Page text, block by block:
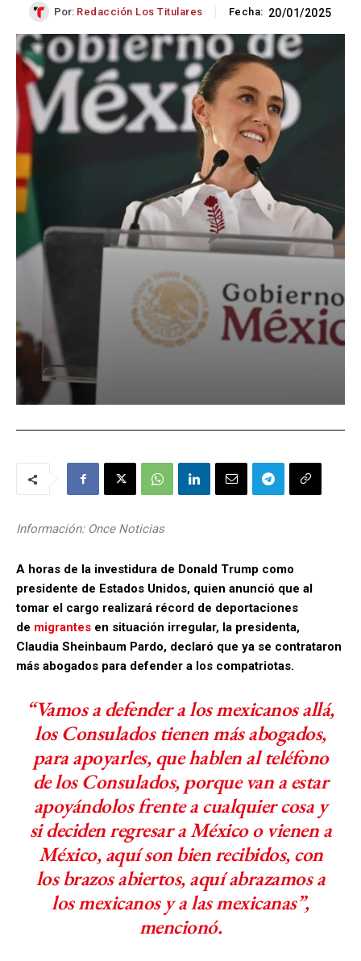
Por: Redacción Los Titulares Fecha: 20/01/2025
Información: Once Noticias
A horas de la investidura de Donald Trump como
presidente de Estados Unidos, quien anunció que al
tomar el cargo realizará récord de deportaciones
de migrantes en situación irregular, la presidenta,
Claudia Sheinbaum Pardo, declaró que ya se contrataron
más abogados para defender a los compatriotas.
“Vamos a defender a los mexicanos allá,
los Consulados tienen más abogados,
para apoyarles, que hablen al teléfono
de los Consulados, porque van a estar
apoyándolos frente a cualquier cosa y
si deciden regresar a México o vienen a
México, aquí son bien recibidos, con
los brazos abiertos, aquí abrazamos a
los mexicanos y a las mexicanas”,
mencionó.